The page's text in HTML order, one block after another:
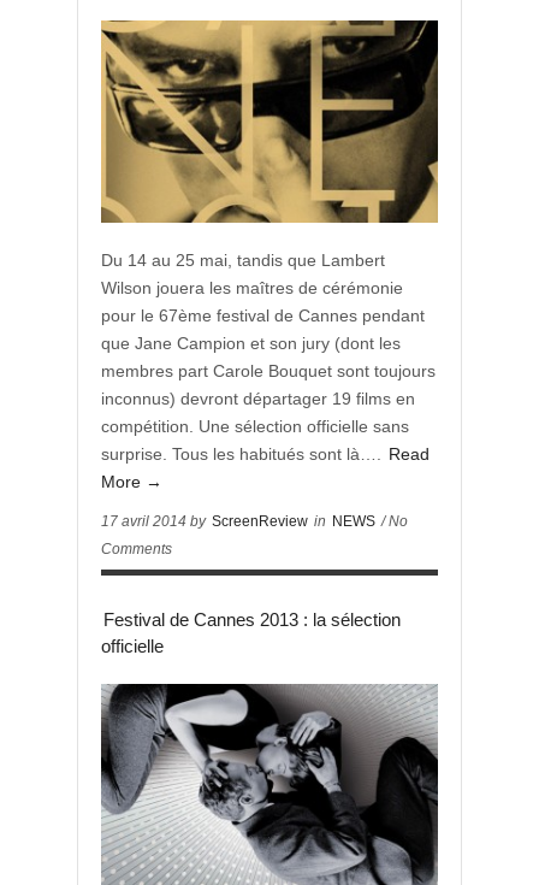
Du 14 au 25 mai, tandis que Lambert
Wilson jouera les maîtres de cérémonie
pour le 67ème festival de Cannes pendant
que Jane Campion et son jury (dont les
membres part Carole Bouquet sont toujours
inconnus) devront départager 19 films en
compétition. Une sélection officielle sans
surprise. Tous les habitués sont là….
Read
More →
17 avril 2014 by ScreenReview in NEWS / No
Comments
Festival de Cannes 2013 : la sélection
officielle